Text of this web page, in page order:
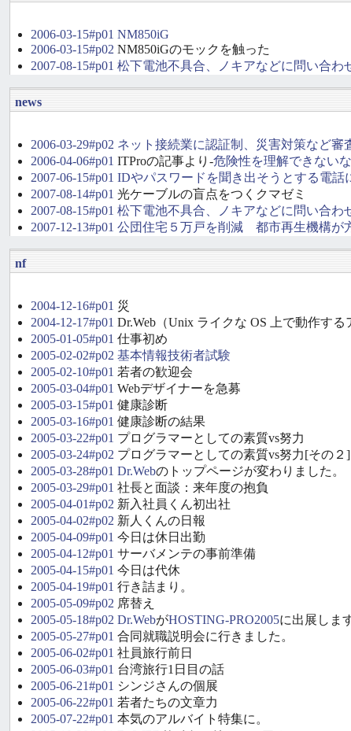
2006-03-15#p01 NM850iG
2006-03-15#p02 NM850iGのモックを触った
2007-08-15#p01 松下電池不具合、ノキアなどに問い合わ
news
2006-03-29#p02 ネット接続業に認証制、災害対策など審
2006-04-06#p01 ITProの記事より-危険性を理解できない
2007-06-15#p01 IDやパスワードを聞き出そうとする電話
2007-08-14#p01 光ケーブルの盲点をつくクマゼミ
2007-08-15#p01 松下電池不具合、ノキアなどに問い合わ
2007-12-13#p01 公団住宅５万戸を削減 都市再生機構が
nf
2004-12-16#p01 災
2004-12-17#p01 Dr.Web（Unix ライクな OS 上で動作する
2005-01-05#p01 仕事初め
2005-02-02#p02 基本情報技術者試験
2005-02-10#p01 若者の歓迎会
2005-03-04#p01 Webデザイナーを急募
2005-03-15#p01 健康診断
2005-03-16#p01 健康診断の結果
2005-03-22#p01 プログラマーとしての素質vs努力
2005-03-24#p02 プログラマーとしての素質vs努力[その２]
2005-03-28#p01 Dr.Webのトップページが変わりました。
2005-03-29#p01 社長と面談：来年度の抱負
2005-04-01#p02 新入社員くん初出社
2005-04-02#p02 新人くんの日報
2005-04-09#p01 今日は休日出勤
2005-04-12#p01 サーバメンテの事前準備
2005-04-15#p01 今日は代休
2005-04-19#p01 行き詰まり。
2005-05-09#p02 席替え
2005-05-18#p02 Dr.WebがHOSTING-PRO2005に出展しま
2005-05-27#p01 合同就職説明会に行きました。
2005-06-02#p01 社員旅行前日
2005-06-03#p01 台湾旅行1日目の話
2005-06-21#p01 シンジさんの個展
2005-06-22#p01 若者たちの文章力
2005-07-22#p01 本気のアルバイト特集に。